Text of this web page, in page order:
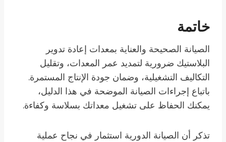
خاتمة
الصيانة الصحيحة والعناية بمعدات إعادة تدوير
البلاستيك ضرورية لتمديد عمر المعدات، وتقليل
التكاليف التشغيلية، وضمان جودة الإنتاج المستمرة.
باتباع إجراءات الصيانة الموضحة في هذا الدليل،
يمكنك الحفاظ على تشغيل معداتك بسلاسة وكفاءة.
تذكر أن الصيانة الدورية استثمار في نجاح عملية